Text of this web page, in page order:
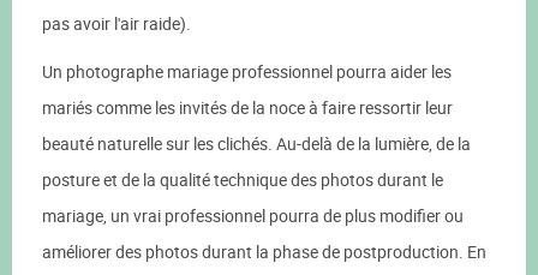
pas avoir l'air raide).
Un photographe mariage professionnel pourra aider les
mariés comme les invités de la noce à faire ressortir leur
beauté naturelle sur les clichés. Au-delà de la lumière, de la
posture et de la qualité technique des photos durant le
mariage, un vrai professionnel pourra de plus modifier ou
améliorer des photos durant la phase de postproduction. En